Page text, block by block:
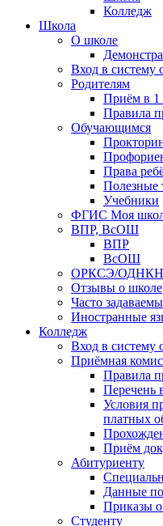
Колледж
Школа
О школе
Вход в систему
Родителям
Приём в 1
Правила
Обучающимся
Права
Полезные
Учебники
ФГИС Моя
ВПР, ВсОШ
ВПР
ВсОШ
ОРКСЭ/
Отзывы о школе
Часто
Иностранные
Колледж
Вход в систему
Приёмная
Правила
Перечень
Условия
платных
Приём
Абитуриенту
Данные
Приказы о
Студенту